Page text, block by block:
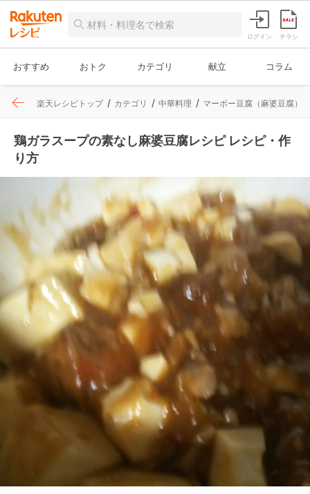
ログイン チラシ
おすすめ おトク カテゴリ 献立 コラム
楽天レシピトップ カテゴリ 中華料理 マーボー豆腐（麻婆豆腐）
鶏ガラスープの素なし麻婆豆腐レシピ レシピ・作
り方